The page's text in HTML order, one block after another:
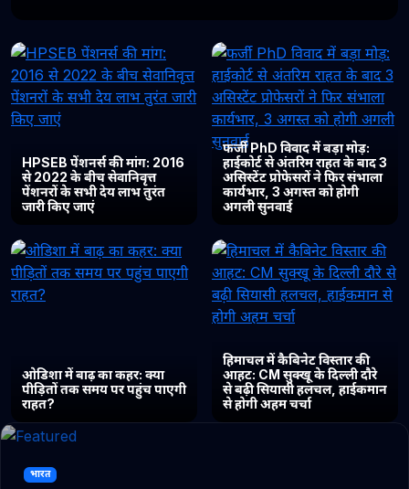
HPSEB पेंशनर्स की मांग: 2016
से 2022 के बीच सेवानिवृत्त
पेंशनरों के सभी देय लाभ तुरंत
जारी किए जाएं
फर्जी PhD विवाद में बड़ा मोड़:
हाईकोर्ट से अंतरिम राहत के बाद 3
असिस्टेंट प्रोफेसरों ने फिर संभाला
कार्यभार, 3 अगस्त को होगी
अगली सुनवाई
ओडिशा में बाढ़ का कहर: क्या
पीड़ितों तक समय पर पहुंच पाएगी
राहत?
हिमाचल में कैबिनेट विस्तार की
आहट: CM सुक्खू के दिल्ली दौरे
से बढ़ी सियासी हलचल, हाईकमान
से होगी अहम चर्चा
भारत